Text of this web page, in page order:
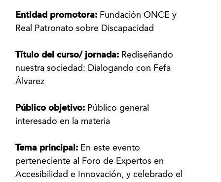
Entidad promotora: Fundación ONCE y
Real Patronato sobre Discapacidad
Título del curso/ jornada: Rediseñando
nuestra sociedad: Dialogando con Fefa
Álvarez
Público objetivo: Público general
interesado en la materia
Tema principal: En este evento
perteneciente al Foro de Expertos en
Accesibilidad e Innovación, y celebrado el